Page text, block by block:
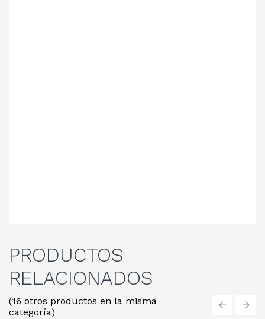
PRODUCTOS
RELACIONADOS
(16 otros productos en la misma
categoría)